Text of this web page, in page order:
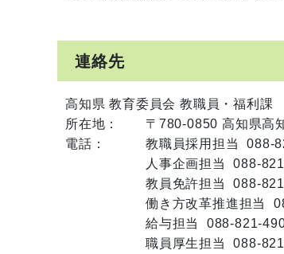
連絡先
高知県 教育委員会 教職員・福利課
所在地：
〒780-0850 高知県高
電話：
教職員採用担当 088-
人事企画担当 088-
教員免許担当 088-
働き方改革推進担当
給与担当 088-821-
職員厚生担当 088-